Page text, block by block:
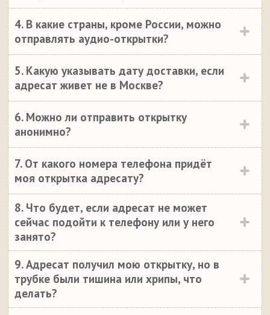
4. В какие страны, кроме России, можно
отправлять аудио-открытки?
5. Какую указывать дату доставки, если
адресат живет не в Москве?
6. Можно ли отправить открытку
анонимно?
7. От какого номера телефона придёт
моя открытка адресату?
8. Что будет, если адресат не может
сейчас подойти к телефону или у него
занято?
9. Адресат получил мою открытку, но в
трубке были тишина или хрипы, что
делать?